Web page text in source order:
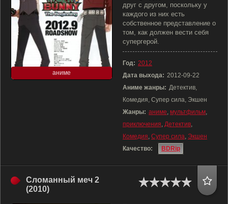
аниме
друг с другом, поскольку у
каждого из них есть
собственное представление о
том, как должен вести себя
супергерой.
Год: 2012
Дата выхода: 2012-09-22
Аниме жанры: Детектив,
Комедия, Супер сила, Экшен
Жанры: аниме, мультфильм,
приключения, Детектив,
Комедия, Супер сила, Экшен
Качество:
BDRip
Сломанный меч 2
(2010)